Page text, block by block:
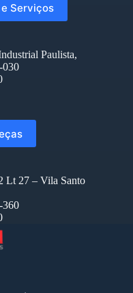
Serviços
Paulista,
030
Lt 27 – Vila Santo
360